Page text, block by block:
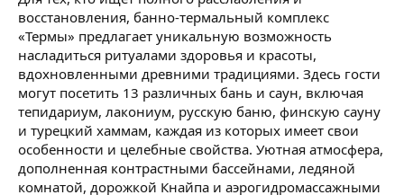
восстановления, банно-термальный комплекс
«Термы» предлагает уникальную возможность
насладиться ритуалами здоровья и красоты,
вдохновленными древними традициями. Здесь гости
могут посетить 13 различных бань и саун, включая
тепидариум, лакониум, русскую баню, финскую сауну
и турецкий хаммам, каждая из которых имеет свои
особенности и целебные свойства. Уютная атмосфера,
дополненная контрастными бассейнами, ледяной
комнатой, дорожкой Кнайпа и аэрогидромассажными